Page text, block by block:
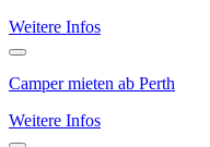
Weitere Infos
Camper mieten ab Perth
Weitere Infos